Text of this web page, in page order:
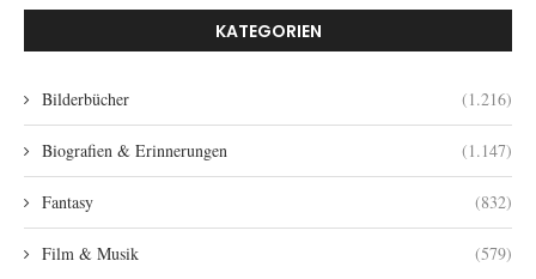
KATEGORIEN
Bilderbücher (1.216)
Biografien & Erinnerungen (1.147)
Fantasy (832)
Film & Musik (579)